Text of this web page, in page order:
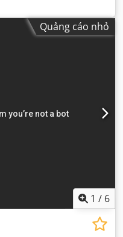
Quảng cáo nhỏ
1 / 6